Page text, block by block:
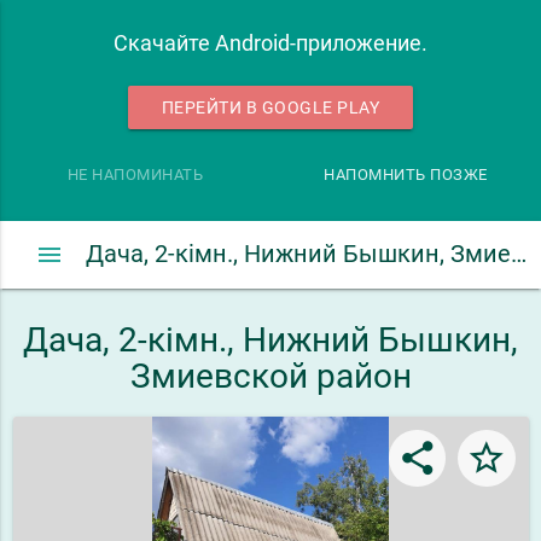
Скачайте Android-приложение.
ПЕРЕЙТИ В GOOGLE PLAY
НЕ НАПОМИНАТЬ НАПОМНИТЬ ПОЗЖЕ
Дача, 2-кімн., Нижний Бышкин, Змиевской район
menu
Дача, 2-кімн., Нижний Бышкин,
Змиевской район
share star_border